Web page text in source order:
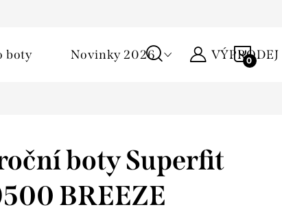
boty Novinky 2026 VÝPRODEJ
boty Superfit
BREEZE